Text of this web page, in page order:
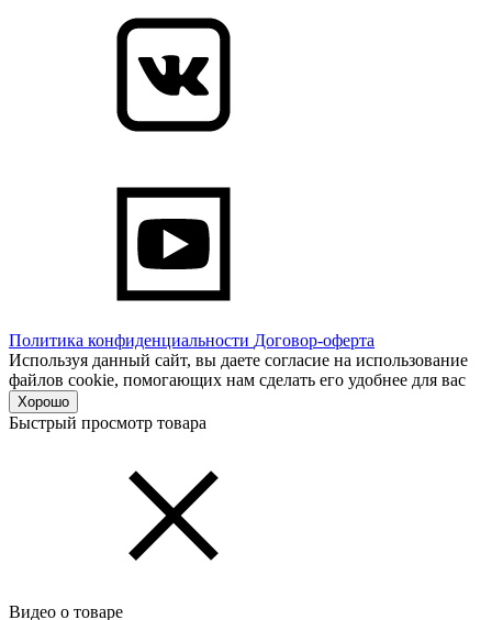
Политика конфиденциальности Договор-оферта
Используя данный сайт, вы даете согласие на использование
файлов cookie, помогающих нам сделать его удобнее для вас
Хорошо
Быстрый просмотр товара
Видео о товаре